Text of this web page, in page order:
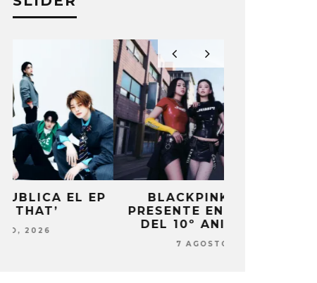
BLACKPINK ESTARÁ
PRESENTE EN SU EVENTO
DEL 10º ANIVERSARIO